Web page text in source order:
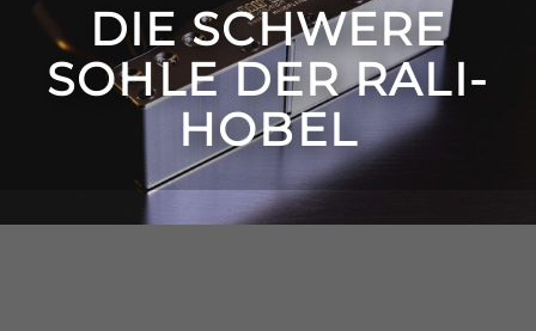
DIE SCHWERE
SOHLE DER RALI-
HOBEL